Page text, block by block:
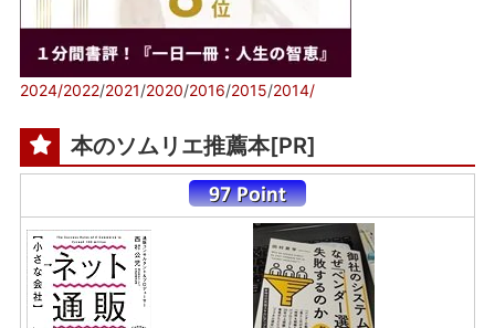
2024/2022/2021/2020/2016/2015/2014/
本のソムリエ推薦本[PR]